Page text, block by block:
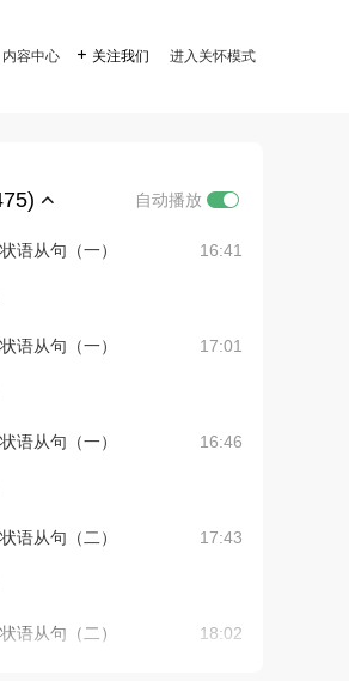
内容中心  关注我们 进入关怀模式
自动播放
语从句（一）
16:41
语从句（一）
17:01
语从句（一）
16:46
语从句（二）
17:43
语从句（二）
18:02